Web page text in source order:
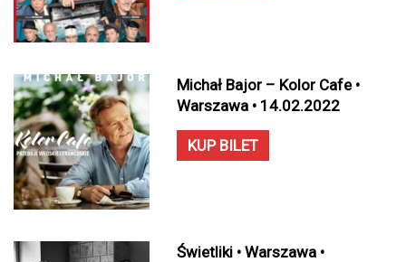
Michał Bajor – Kolor Cafe •
Warszawa • 14.02.2022
KUP BILET
Świetliki • Warszawa •